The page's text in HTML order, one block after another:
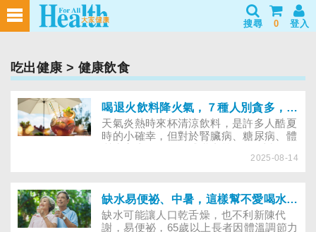
搜尋 0 登入
吃出健康 > 健康飲食
喝退火飲料降火氣，７種人別貪多，以免水腫、經痛、腹瀉
天氣炎熱時來杯清涼飲料，是許多人酷夏
時的小確幸，但對於腎臟病、糖尿病、體
退火飲品若喝太多，恐造成四肢水腫、肺
2025-08-14
缺水易便祕、中暑，這樣幫不愛喝水的長輩補水
缺水可能讓人口乾舌燥，也不利新陳代
謝，易便祕，65歲以上長者因體溫調節力